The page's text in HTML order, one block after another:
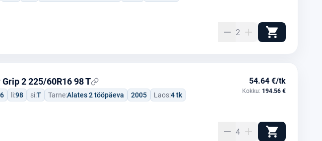
2
2 225/60R16 98 T
li:98 si:T Tarne:Alates 2 tööpäeva 2005 Laos:4 tk
54.64 €/tk
Kokku: 194.56 €
4